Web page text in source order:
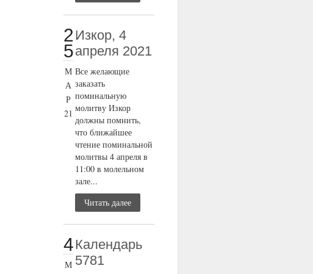
2
5
М
А
Р
21
Изкор, 4
апреля 2021
Все желающие
заказать
поминальную
молитву Изкор
должны помнить,
что ближайшее
чтение поминальной
молитвы 4 апреля в
11:00 в молельном
зале...
Читать далее
4
М
Календарь
5781